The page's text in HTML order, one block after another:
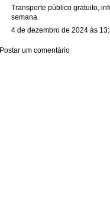
Transporte público gratuito,
semana.
4 de dezembro de 2024 às
Postar um comentário